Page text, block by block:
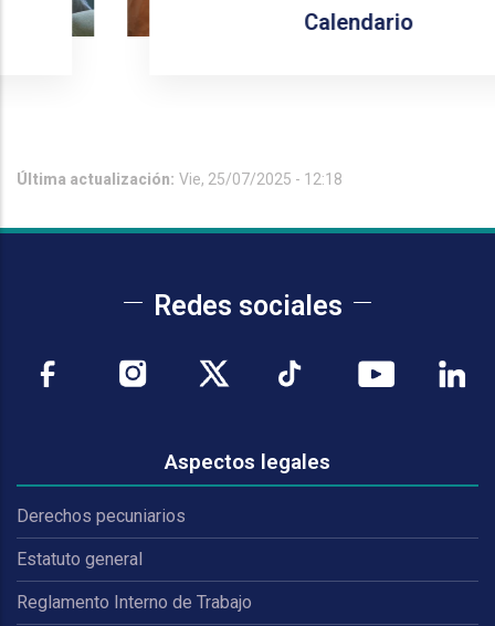
Calendario
Última actualización: Vie, 25/07/2025 - 12:18
Redes sociales
Aspectos legales
Derechos pecuniarios
Estatuto general
Reglamento Interno de Trabajo